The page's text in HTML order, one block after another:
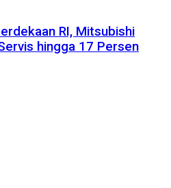
RI, Mitsubishi
hingga 17 Persen